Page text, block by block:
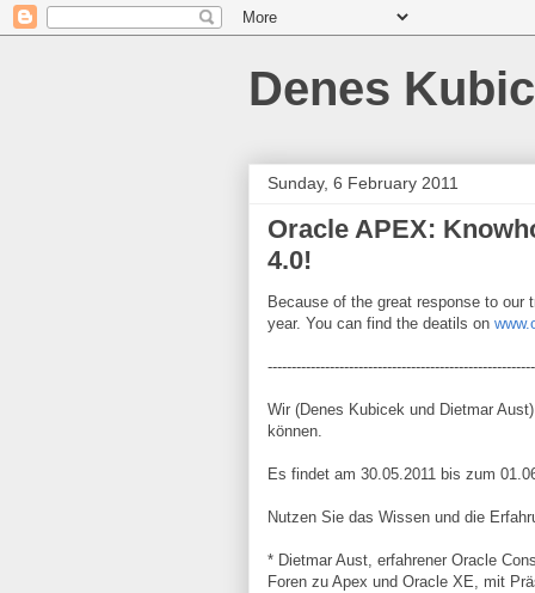
Denes
Sunday, 6 February 2011
Oracle APEX:
4.0!
Because of the great response to our
year. You can find the deatils on
Wir (Denes Kubicek und Dietmar
können.
Es findet am 30.05.2011 bis zum
Nutzen Sie das Wissen und die
* Dietmar Aust, erfahrener Oracle
Foren zu Apex und Oracle XE, mit